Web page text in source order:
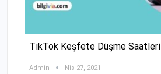
TikTok Keşfete Düşme Saatleri
Admin Nis 27, 2021